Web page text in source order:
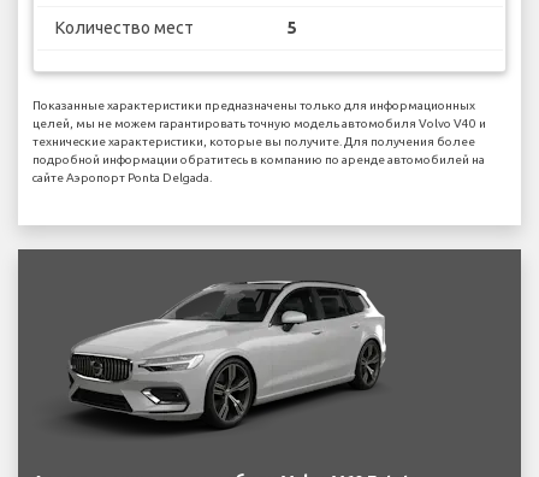
Количество мест 5
Показанные характеристики предназначены только для информационных
целей, мы не можем гарантировать точную модель автомобиля Volvo V40 и
технические характеристики, которые вы получите. Для получения более
подробной информации обратитесь в компанию по аренде автомобилей на
сайте Аэропорт Ponta Delgada.